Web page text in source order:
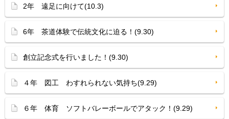
2年 遠足に向けて(10.3)
6年 茶道体験で伝統文化に迫る！(9.30)
創立記念式を行いました！(9.30)
４年 図工 わすれられない気持ち(9.29)
６年 体育 ソフトバレーボールでアタック！(9.29)